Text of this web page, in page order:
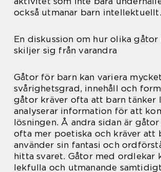
också utmanar barn intellektuellt.
En diskussion om hur olika
skiljer sig från varandra
Gåtor för barn kan variera
svårighetsgrad, innehåll och
gåtor kräver ofta att barn tänker
analyserar information för att
lösningen. Å andra sidan är
ofta mer poetiska och kräver att
använder sin fantasi och
hitta svaret. Gåtor med ordlekar
lekfulla och utmanande